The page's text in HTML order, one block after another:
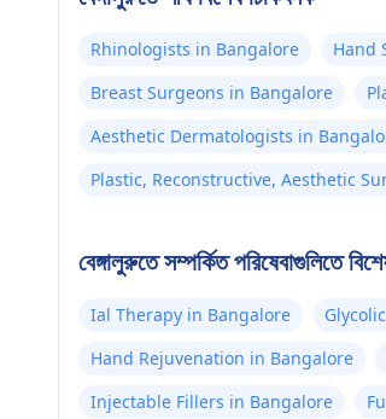
Rhinologists in Bangalore Hand
Breast Surgeons in Bangalore
Aesthetic Dermatologists in
Plastic, Reconstructive, Aesthetic
বেঙ্গালুরুতে সম্পর্কিত পরিষেবাগুলিতে
Ial Therapy in Bangalore
Hand Rejuvenation in Bangalore
Injectable Fillers in Bangalore